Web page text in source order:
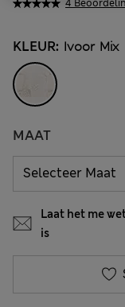
4
KLEUR: Ivoor Mix
MAAT
Laat het me
is